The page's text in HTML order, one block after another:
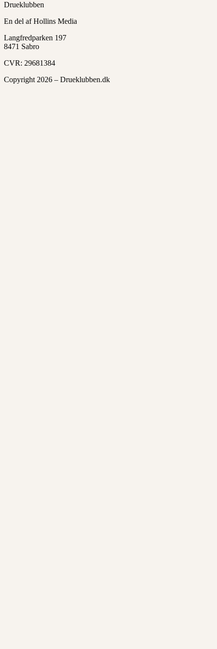
Drueklubben
En del af Hollins Media
Langfredparken 197
8471 Sabro
CVR: 29681384
Copyright 2026 – Drueklubben.dk